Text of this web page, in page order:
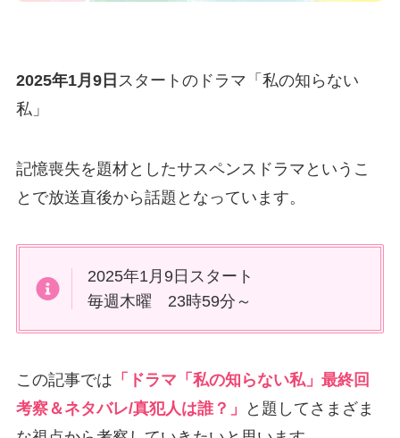
2025年1月9日 スタートのドラマ「私の知らない
私」
記憶喪失を題材としたサスペンスドラマというこ
とで放送直後から話題となっています。
2025年1月9日スタート
毎週木曜 23時59分～
この記事では 「ドラマ「私の知らない私」最終回
考察＆ネタバレ/真犯人は誰？」
と題してさまざま